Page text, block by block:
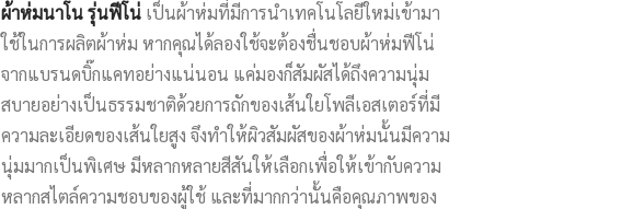
ผ้าห่มนาโน รุ่นฟีโน่ เป็นผ้าห่มที่มีการนำเทคโนโลยีใหม่เข้ามา
ใช้ในการผลิตผ้าห่ม หากคุณได้ลองใช้จะต้องชื่นชอบผ้าห่มฟีโน่
จากแบรนดบิ๊กแคทอย่างแน่นอน แค่มองก็สัมผัสได้ถึงความนุ่ม
สบายอย่างเป็นธรรมชาติด้วยการถักของเส้นใยโพลีเอสเตอร์ที่มี
ความละเอียดของเส้นใยสูง จึงทำให้ผิวสัมผัสของผ้าห่มนั้นมีความ
นุ่มมากเป็นพิเศษ มีหลากหลายสีสันให้เลือกเพื่อให้เข้ากับความ
หลากสไตล์ความชอบของผู้ใช้ และที่มากกว่านั้นคือคุณภาพของ